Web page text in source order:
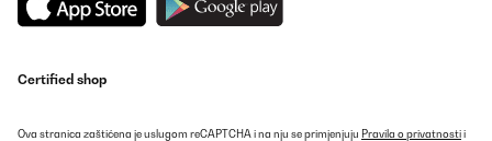
Certified shop
Ova stranica zaštićena je uslugom reCAPTCHA i na nju se primjenjuju Pravila o privatnostii